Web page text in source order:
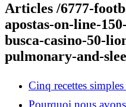
Articles /6777-
apostas-on-line-
busca-casino-50-
pulmonary-and-
Cinq recettes
maison
Pourquoi nous